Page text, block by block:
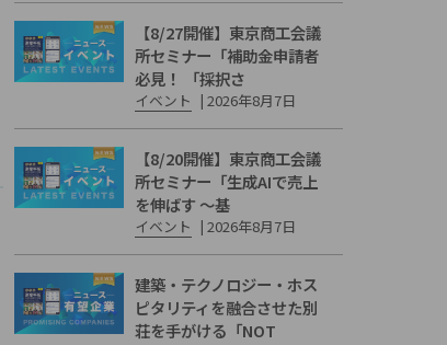
【8/27開催】東京商工会議
所セミナー「補助金申請者
必見！ 「採択さ
イベント | 2026年8月7日
【8/20開催】東京商工会議
所セミナー「生成AIで売上
を伸ばす 〜基
イベント | 2026年8月7日
建築・テクノロジー・ホス
ピタリティを融合させた別
荘を手がける「NOT